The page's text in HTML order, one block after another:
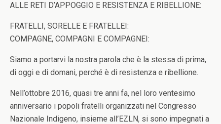
ALLE RETI D’APPOGGIO E RESISTENZA E RIBELLIONE:
FRATELLI, SORELLE E FRATELLEI:
COMPAGNE, COMPAGNI E COMPAGNEI:
Siamo a portarvi la nostra parola che è la stessa di prima,
di oggi e di domani, perché è di resistenza e ribellione.
Nell’ottobre 2016, quasi tre anni fa, nel loro ventesimo
anniversario i popoli fratelli organizzati nel Congresso
Nazionale Indigeno, insieme all’EZLN, si sono impegnati a